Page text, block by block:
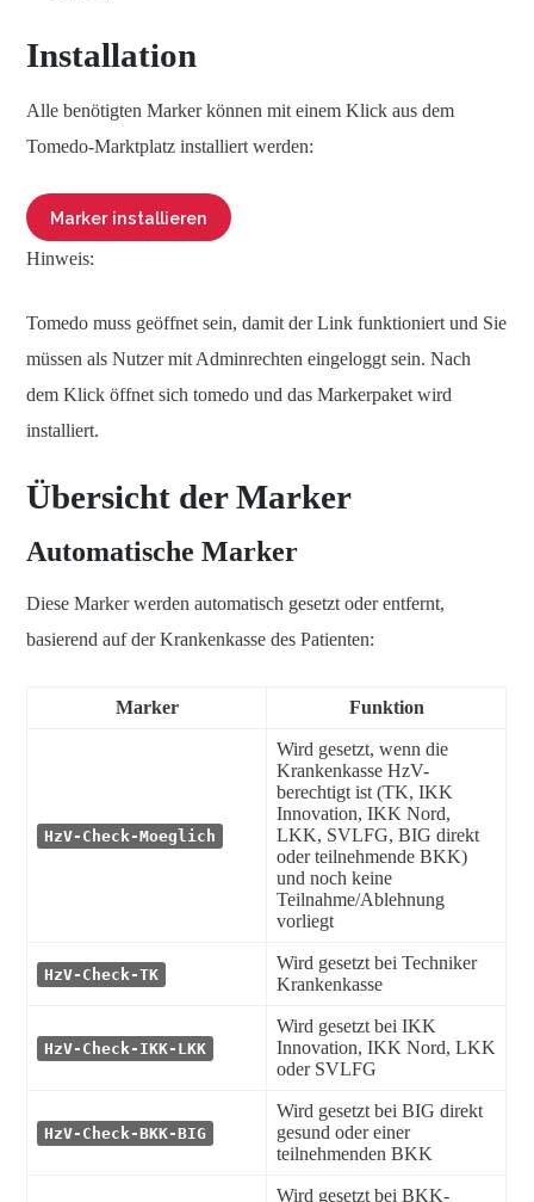
Installation
Alle benötigten Marker können mit einem Klick aus dem
Tomedo-Marktplatz installiert werden:
Marker installieren
Hinweis:
Tomedo muss geöffnet sein, damit der Link funktioniert und Sie
müssen als Nutzer mit Adminrechten eingeloggt sein. Nach
dem Klick öffnet sich tomedo und das Markerpaket wird
installiert.
Übersicht der Marker
Automatische Marker
Diese Marker werden automatisch gesetzt oder entfernt,
basierend auf der Krankenkasse des Patienten:
Marker Funktion
HzV-Check-Moeglich
Wird gesetzt, wenn die
Krankenkasse HzV-
berechtigt ist (TK, IKK
Innovation, IKK Nord,
LKK, SVLFG, BIG direkt
oder teilnehmende BKK)
und noch keine
Teilnahme/Ablehnung
vorliegt
HzV-Check-TK
Wird gesetzt bei Techniker
Krankenkasse
HzV-Check-IKK-LKK
Wird gesetzt bei IKK
Innovation, IKK Nord, LKK
oder SVLFG
HzV-Check-BKK-BIG
Wird gesetzt bei BIG direkt
gesund oder einer
teilnehmenden BKK
Wird gesetzt bei BKK-